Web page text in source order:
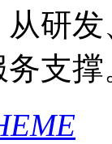
从研
务支撑